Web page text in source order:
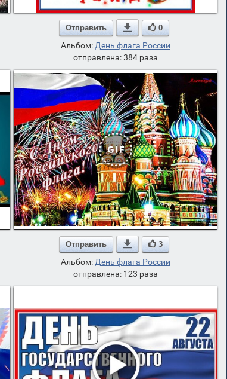
Отправить  0
Альбом: День флага России
отправлена: 384 раза
Отправить  3
Альбом: День флага России
отправлена: 123 раза